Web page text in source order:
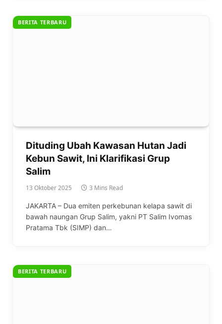
BERITA TERBARU
Dituding Ubah Kawasan Hutan Jadi
Kebun Sawit, Ini Klarifikasi Grup
Salim
13 Oktober 2025 3 Mins Read
JAKARTA – Dua emiten perkebunan kelapa sawit di
bawah naungan Grup Salim, yakni PT Salim Ivomas
Pratama Tbk (SIMP) dan…
BERITA TERBARU